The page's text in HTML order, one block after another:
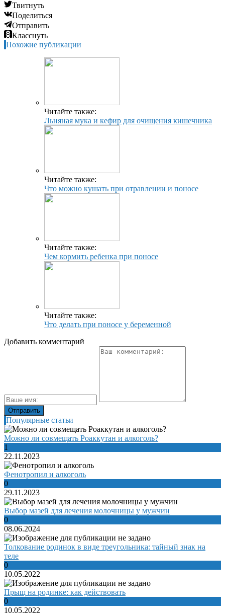
Твитнуть
Поделиться
Отправить
Класснуть
Похожие публикации
Читайте также:
Льняная мука и кефир для очищения кишечника
Читайте также:
Что можно кушать при отравлении и поносе
Читайте также:
Чем кормить ребенка при поносе
Читайте также:
Что делать при поносе у беременной
Добавить комментарий
Популярные статьи
Можно ли совмещать Роаккутан и алкоголь?
1
22.11.2023
Фенотропил и алкоголь
0
29.11.2023
Выбор мазей для лечения молочницы у мужчин
0
08.06.2024
Толкование родинок в виде треугольника: тайный знак на
теле
0
10.05.2022
Прыщ на родинке: как действовать
0
10.05.2022